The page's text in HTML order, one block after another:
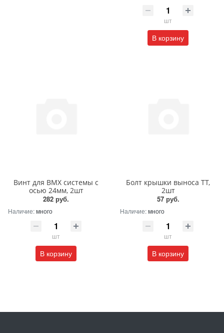
шт
В корзину
Винт для BMX системы с
осью 24мм, 2шт
282 руб.
Наличие:много
шт
В корзину
Болт крышки выноса TT,
2шт
57 руб.
Наличие:много
шт
В корзину